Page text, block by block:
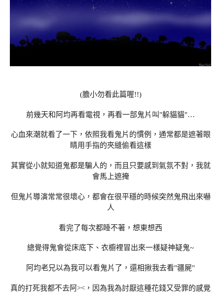
(膽小勿看此篇喔!!)
前幾天和阿均再看電視，再看一部鬼片叫"躲貓貓"…
心血來潮就看了一下，依照我看鬼片的慣例，通常都是遮著眼
睛用手指的夾縫偷看這樣
其實從小就知道鬼都是騙人的，而且只要感到氣氛不對，我就
會馬上遮掩
但鬼片導演常常很壞心，都會在很平穩的時候突然鬼飛出來嚇
人
看完了每次都睡不著，想東想西
總覺得鬼會從床底下、衣櫥裡冒出來一樣疑神疑鬼~
阿均老兄以為我可以看鬼片了，還相揪我去看"疆屍"
真的打死我都不去阿><，因為我為討厭這種花錢又受罪的感覺